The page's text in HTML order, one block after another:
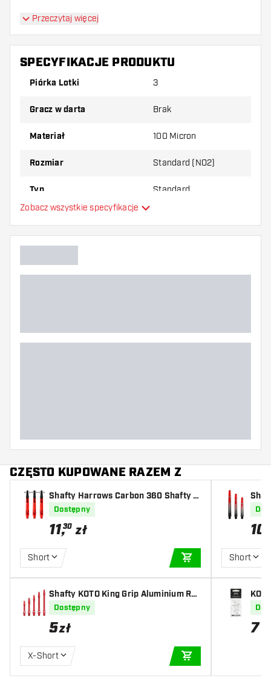
Dartshopper tip!
Upewnij się, że masz pod ręką dużo piórek i
shaftów. Mogą one zostać uszkodzone lub
Wypróbuj inny kształt, materiał lub grubość
najbardziej Ci odpowiada!
Przeczytaj więcej
SPECYFIKACJE PRODUKTU
Piórka Lotki 3
Gracz w darta Brak
Materiał 100 Micron
Rozmiar Standard (NO2)
Typ Standard
Główny kolor
Zobacz wszystkie specyfikacje
CZĘSTO KUPOWANE RAZEM Z
Shafty Harrows Carbon 360 Shafty R
ed
Dostępny
11,30 zł
Short
DODAJ DO
Shafty KOTO King Grip Aluminium Re
Dostępny
5zł
X-Short
10
Short
7